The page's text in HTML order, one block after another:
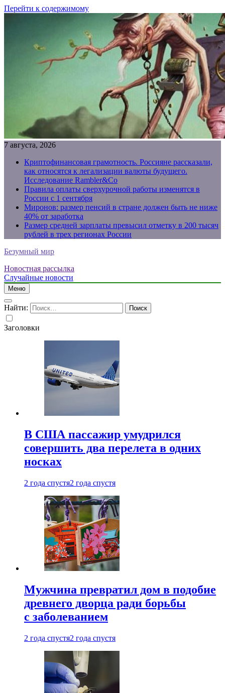
Перейти к содержимому
7 августа, 2026
Криптофинансовая грамотность. Россияне рассказали,
как относятся к легализации валюты будущего.
Исследование Rambler&Co
Правила оплаты сверхурочной работы изменятся в
России с 1 сентября
Миронов: размер пенсий в стране должен быть не ниже
40% от заработка
Размер средней зарплаты превысил отметку в 200 тысяч
рублей в трех регионах России
Безумный мир
Новостная рассылка
Случайные новости
Меню
Найти:
Заголовки
В США пассажир умудрился
совершить два перелета в одних
носках
2 года спустя2 года спустя
Мужчина превратил дом в подобие
древнего дворца ради борьбы
с заболеванием
2 года спустя2 года спустя